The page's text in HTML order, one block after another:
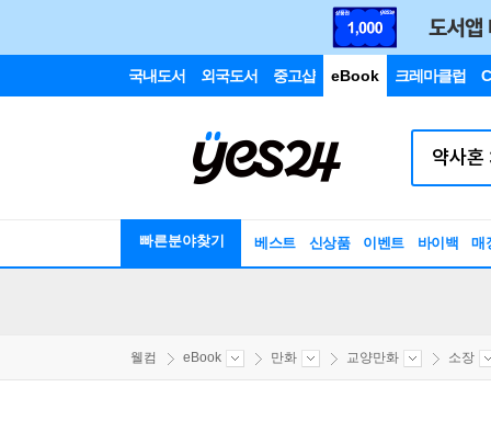
국내도서 외국도서 중고샵 eBook 크레마클럽
빠른분야찾기 베스트 신상품 이벤트 바이백 매
웰컴 eBook 만화 교양만화 소장